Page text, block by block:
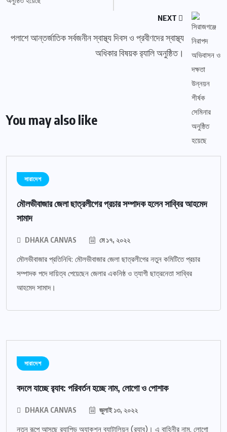
NEXT
পলাশে আন্তর্জাতিক সর্বজনীন স্বাস্থ্য দিবস ও প্রবীণদের স্বাস্থ্য
অধিকার বিষয়ক র‌্যালি অনুষ্ঠিত।
You may also like
সারাদেশ
মৌলভীবাজার জেলা ছাত্রলীগের প্রচার সম্পাদক হলেন সাব্বির আহমেদ
সামাদ
DHAKA CANVAS মে ১৭, ২০২২
মৌলভীবাজার প্রতিনিধি: মৌলভীবাজার জেলা ছাত্রলীগের নতুন কমিটিতে প্রচার
সম্পাদক পদে দায়িত্ব পেয়েছেন জেলার একনিষ্ঠ ও ত্যাগী ছাত্রনেতা সাব্বির
আহমেদ সামাদ।
সারাদেশ
বদলে যাচ্ছে র‌্যাব: পরিবর্তন হচ্ছে নাম, লোগো ও পোশাক
DHAKA CANVAS জুলাই ১৩, ২০২২
নতুন রূপে আসছে র‌্যাপিড অ্যাকশন ব্যাটালিয়ন (র‌্যাব)। এ বাহিনীর নাম, লোগো